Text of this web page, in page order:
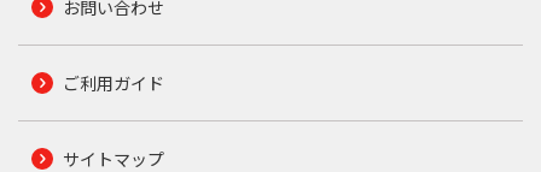
お問い合わせ
ご利用ガイド
サイトマップ